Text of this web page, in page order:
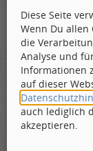
orientiert, nur
Diese Seite
Wenn Du allen
die
Analyse und
Informationen
auf dieser
auch lediglich
akzeptieren.